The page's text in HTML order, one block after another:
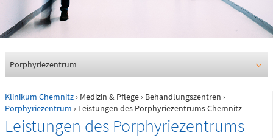
Giftnotruf
0361 730730
116117
Psychiatrische Notfallaufnahme
Klinikum Chemnitz › Medizin & Pflege › Behandlungszentren ›
Porphyriezentrum › Leistungen des Porphyriezentrums Chemnitz
Leistungen des Porphyriezentrums
Porphyriezentrum